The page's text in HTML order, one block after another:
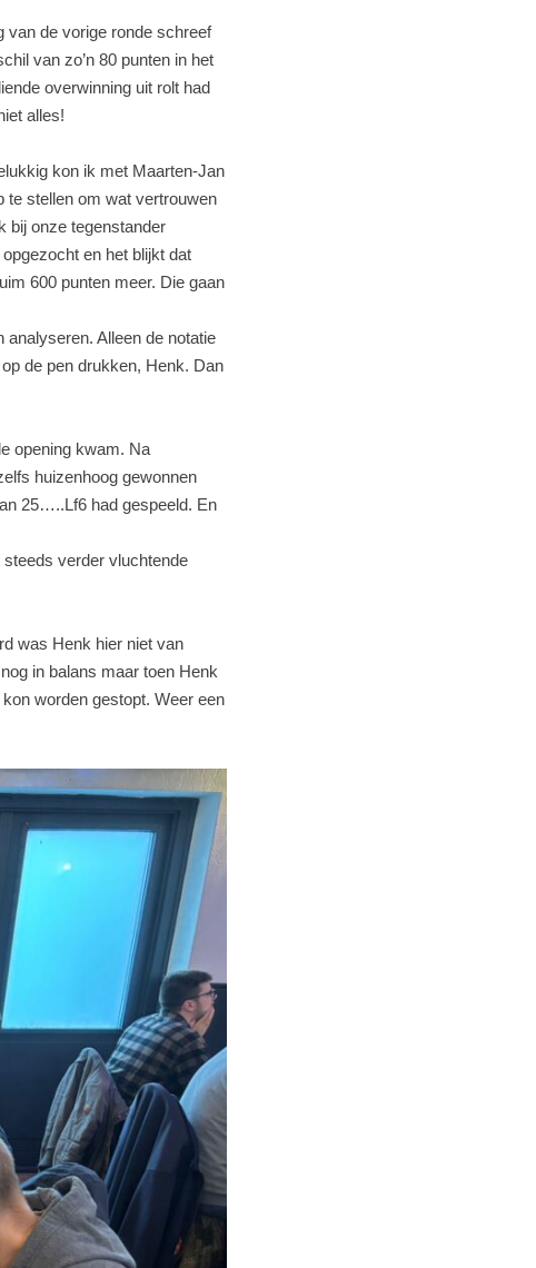
van de vorige ronde schreef
van zo’n 80 punten in het
overwinning uit rolt had
alles!
kon ik met Maarten-Jan
te stellen om wat vertrouwen
bij onze tegenstander
en het blijkt dat
600 punten meer. Die gaan
analyseren. Alleen de notatie
de pen drukken, Henk. Dan
opening kwam. Na
huizenhoog gewonnen
25…..Lf6 had gespeeld. En
verder vluchtende
was Henk hier niet van
in balans maar toen Henk
worden gestopt. Weer een